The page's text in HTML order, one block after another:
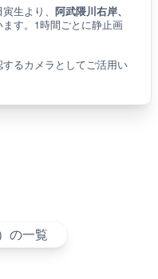
の一覧
生より、 阿武隈川右岸、
ます。1時間ごとに静止画
るカメラとしてご活用い